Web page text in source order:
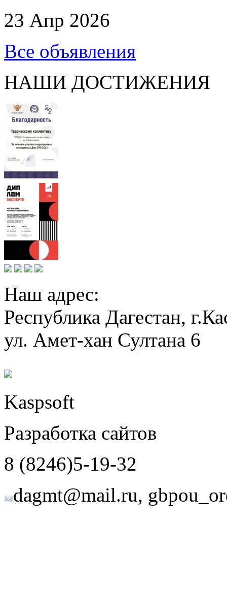
23 Апр 2026
Все объявления
НАШИ ДОСТИЖЕНИЯ
Наш адрес:
Республика Дагестан,
ул. Амет-хан Султана 6
Kaspsoft
Разработка сайтов
8 (8246)5-19-32
dagmt@mail.ru,